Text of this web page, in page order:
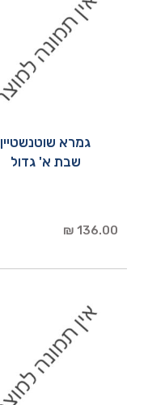
גמרא שוטנשטיין
שבת א' גדול
136.00 ₪